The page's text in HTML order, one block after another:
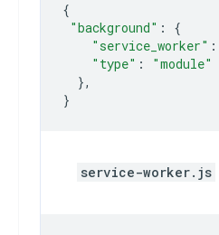
{
"background" :
{
"service_worker" :
"type" :
"module"
},
}
service-worker.js